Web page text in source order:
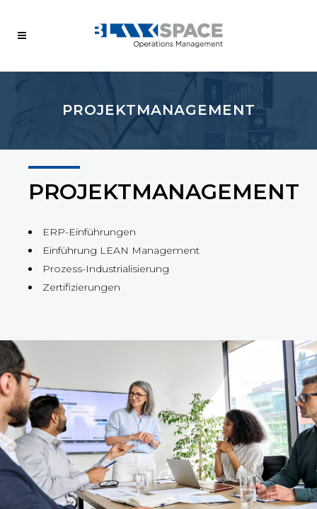
PROJEKTMANAGEMENT
PROJEKTMANAGEMENT
ERP-Einführungen
Einführung LEAN Management
Prozess-Industrialisierung
Zertifizierungen